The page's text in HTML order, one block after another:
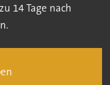
14 Tage nach